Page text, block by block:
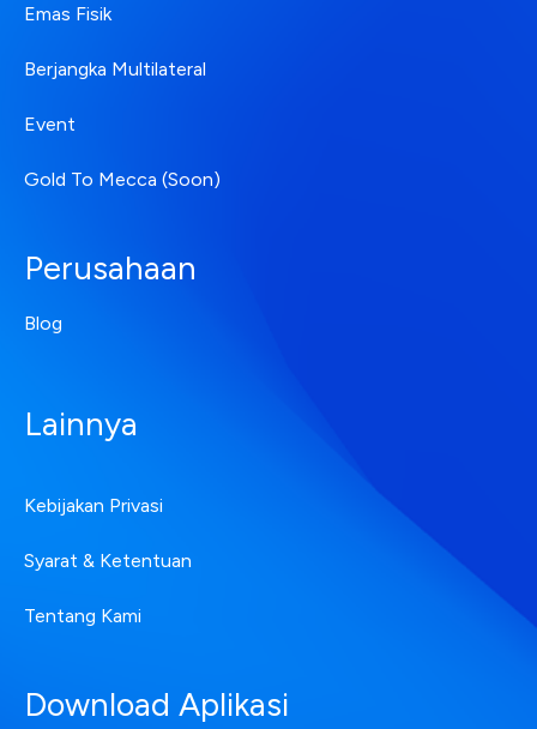
Emas Fisik
Berjangka Multilateral
Event
Gold To Mecca (Soon)
Perusahaan
Blog
Lainnya
Kebijakan Privasi
Syarat & Ketentuan
Tentang Kami
Download Aplikasi